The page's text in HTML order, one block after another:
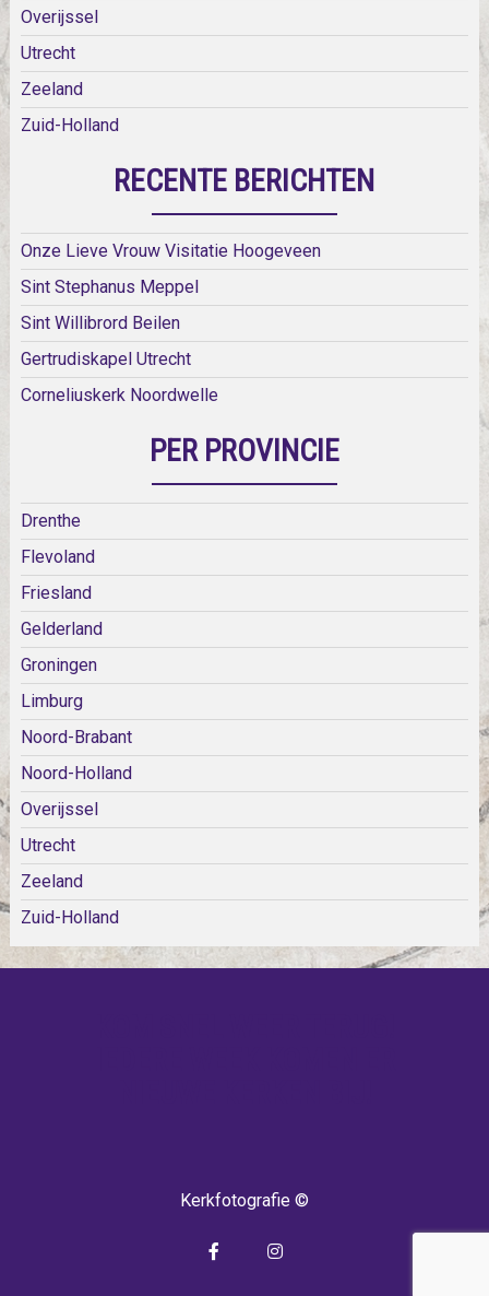
Overijssel
Utrecht
Zeeland
Zuid-Holland
RECENTE BERICHTEN
Onze Lieve Vrouw Visitatie Hoogeveen
Sint Stephanus Meppel
Sint Willibrord Beilen
Gertrudiskapel Utrecht
Corneliuskerk Noordwelle
PER PROVINCIE
Drenthe
Flevoland
Friesland
Gelderland
Groningen
Limburg
Noord-Brabant
Noord-Holland
Overijssel
Utrecht
Zeeland
Zuid-Holland
Kerkfotografie ©